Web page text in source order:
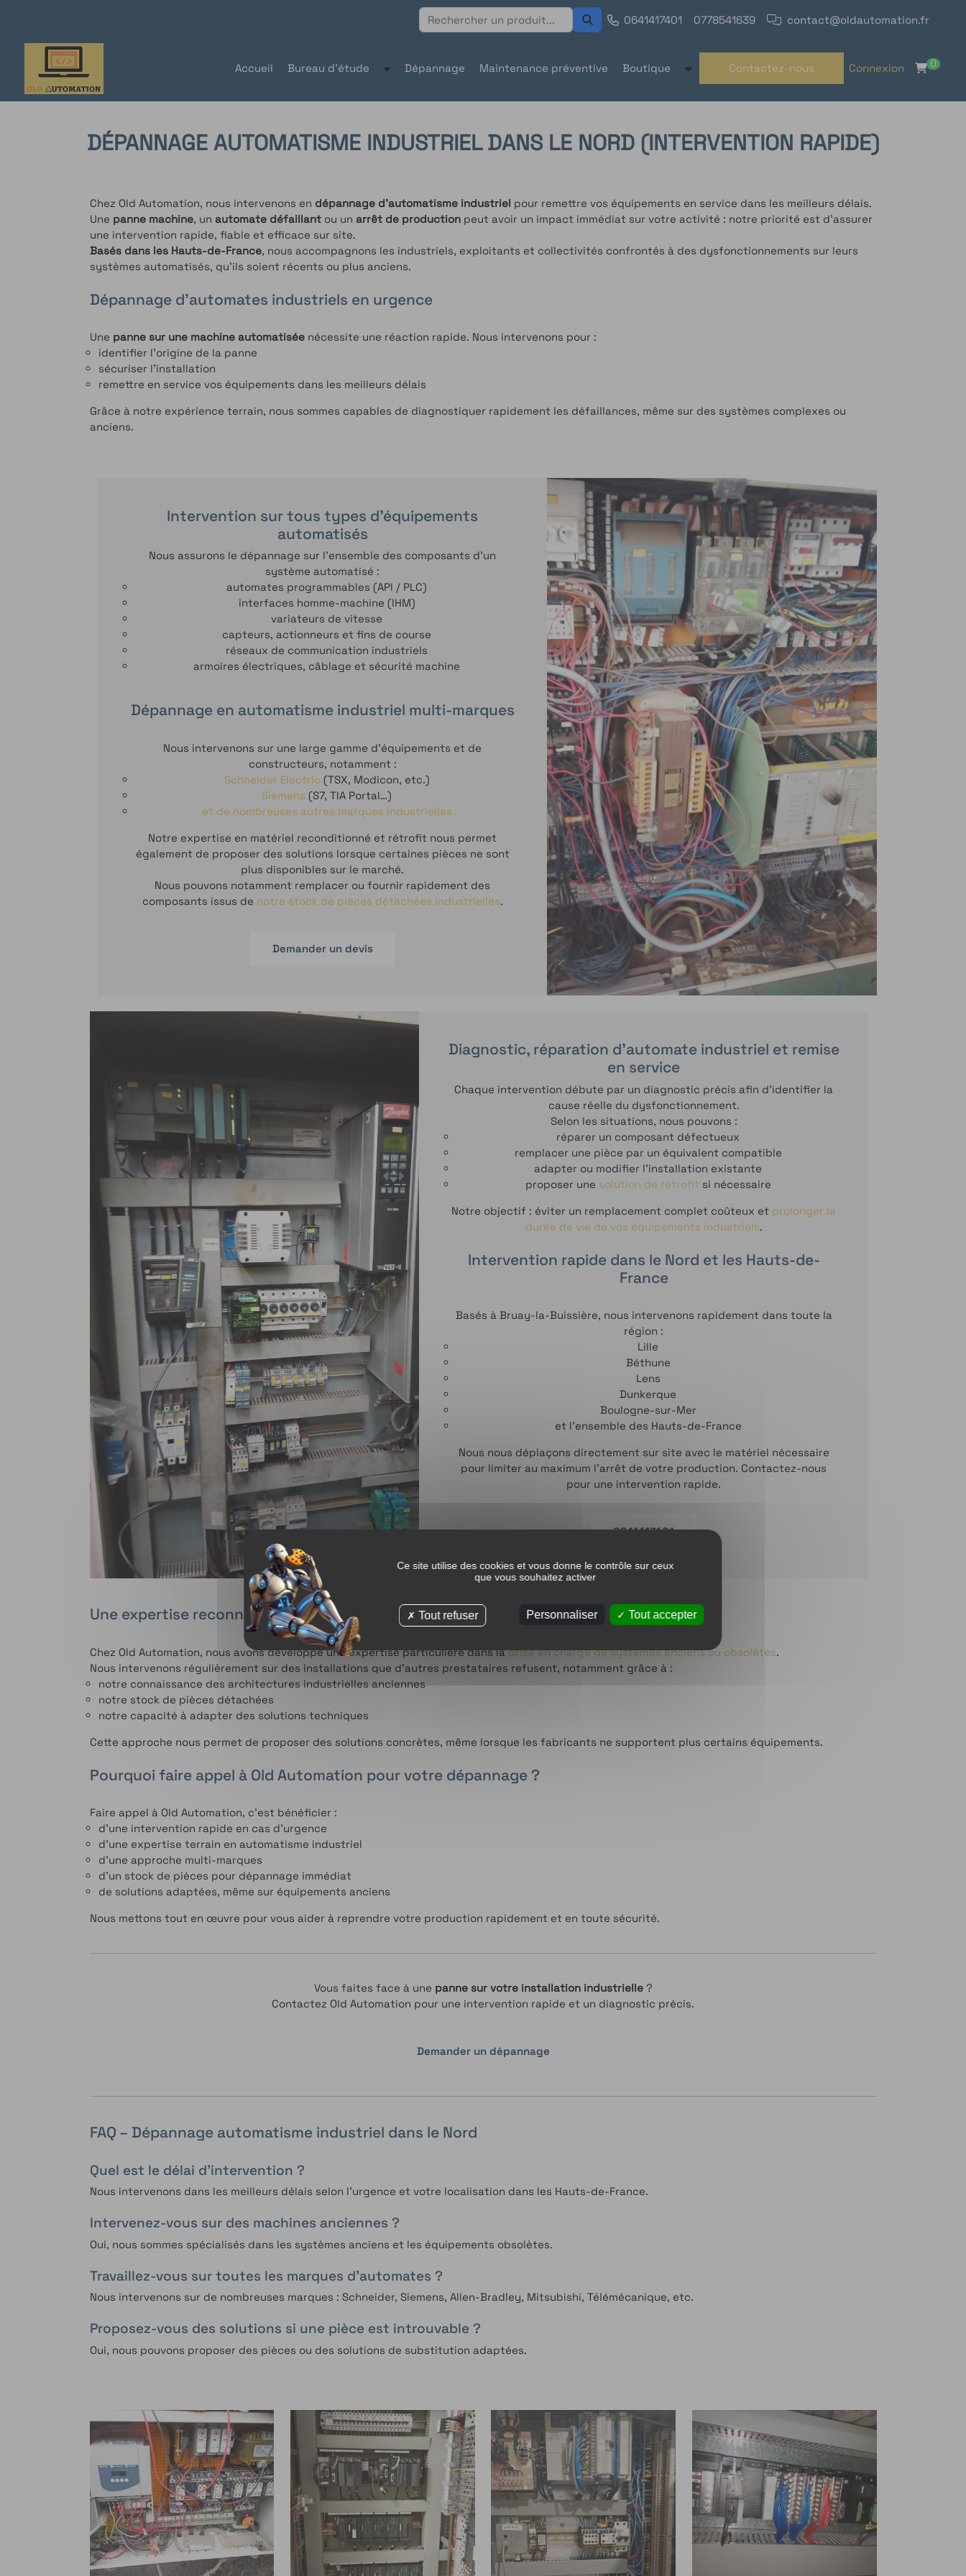
Ce site utilise des cookies et vous donne le contrôle sur ceux
que vous souhaitez activer
Tout accepter
Tout refuser Personnaliser
0641417401 0778541639 contact@oldautomation.fr
Accueil Bureau d'étude Dépannage Maintenance préventive Boutique Contactez-nous Connexion 0
DÉPANNAGE AUTOMATISME INDUSTRIEL DANS LE NORD (INTERVENTION RAPIDE)
Chez Old Automation, nous intervenons en dépannage d’automatisme industriel pour remettre vos équipements en service dans les meilleurs délais.
Une panne machine, un automate défaillant ou un arrêt de productionpeut avoir un impact immédiat sur votre activité : notre priorité est d’assurer
une intervention rapide, fiable et efficace sur site.
Basés dans les Hauts-de-France, nous accompagnons les industriels, exploitants et collectivités confrontés à des dysfonctionnements sur leurs
systèmes automatisés, qu’ils soient récents ou plus anciens.
Dépannage d’automates industriels en urgence
Une panne sur une machine automatiséenécessite une réaction rapide. Nous intervenons pour :
identifier l’origine de la panne
sécuriser l’installation
remettre en service vos équipements dans les meilleurs délais
Grâce à notre expérience terrain, nous sommes capables de diagnostiquer rapidement les défaillances, même sur des systèmes complexes ou
anciens.
Intervention sur tous types d’équipements
automatisés
Nous assurons le dépannage sur l’ensemble des composants d’un
système automatisé :
automates programmables (API / PLC)
interfaces homme-machine (IHM)
variateurs de vitesse
capteurs, actionneurs et fins de course
réseaux de communication industriels
armoires électriques, câblage et sécurité machine
Dépannage en automatisme industriel multi-marques
Nous intervenons sur une large gamme d’équipements et de
constructeurs, notamment :
Schneider Electric (TSX, Modicon, etc.)
Siemens (S7, TIA Portal…)
et de nombreuses autres marques industrielles
Notre expertise en matériel reconditionné et rétrofit nous permet
également de proposer des solutions lorsque certaines pièces ne sont
plus disponibles sur le marché.
Nous pouvons notamment remplacer ou fournir rapidement des
composants issus de notre stock de pièces détachées industrielles.
Demander un devis
Diagnostic, réparation d'automate industriel et remise
en service
Chaque intervention débute par un diagnostic précis afin d’identifier la
cause réelle du dysfonctionnement.
Selon les situations, nous pouvons :
réparer un composant défectueux
remplacer une pièce par un équivalent compatible
adapter ou modifier l’installation existante
proposer une solution de rétrofit si nécessaire
Notre objectif : éviter un remplacement complet coûteux et prolonger la
durée de vie de vos équipements industriels.
Intervention rapide dans le Nord et les Hauts-de-
France
Basés à Bruay-la-Buissière, nous intervenons rapidement dans toute la
région :
Lille
Béthune
Lens
Dunkerque
Boulogne-sur-Mer
et l’ensemble des Hauts-de-France
Nous nous déplaçons directement sur site avec le matériel nécessaire
pour limiter au maximum l’arrêt de votre production. Contactez-nous
pour une intervention rapide.
0641417401
Une expertise reconnue sur les systèmes anciens et récents
Chez Old Automation, nous avons développé une expertise particulière dans laprise en charge de systèmes anciens ou obsolètes.
Nous intervenons régulièrement sur des installations que d’autres prestataires refusent, notamment grâce à :
notre connaissance des architectures industrielles anciennes
notre stock de pièces détachées
notre capacité à adapter des solutions techniques
Cette approche nous permet de proposer des solutions concrètes, même lorsque les fabricants ne supportent plus certains équipements.
Pourquoi faire appel à Old Automation pour votre dépannage ?
Faire appel à Old Automation, c’est bénéficier :
d’une intervention rapide en cas d’urgence
d’une expertise terrain en automatisme industriel
d’une approche multi-marques
d’un stock de pièces pour dépannage immédiat
de solutions adaptées, même sur équipements anciens
Nous mettons tout en œuvre pour vous aider à reprendre votre production rapidement et en toute sécurité.
Vous faites face à une panne sur votre installation industrielle?
Contactez Old Automation pour une intervention rapide et un diagnostic précis.
Demander un dépannage
FAQ – Dépannage automatisme industriel dans le Nord
Quel est le délai d’intervention ?
Nous intervenons dans les meilleurs délais selon l’urgence et votre localisation dans les Hauts-de-France.
Intervenez-vous sur des machines anciennes ?
Oui, nous sommes spécialisés dans les systèmes anciens et les équipements obsolètes.
Travaillez-vous sur toutes les marques d’automates ?
Nous intervenons sur de nombreuses marques : Schneider, Siemens, Allen-Bradley, Mitsubishi, Télémécanique, etc.
Proposez-vous des solutions si une pièce est introuvable ?
Oui, nous pouvons proposer des pièces ou des solutions de substitution adaptées.